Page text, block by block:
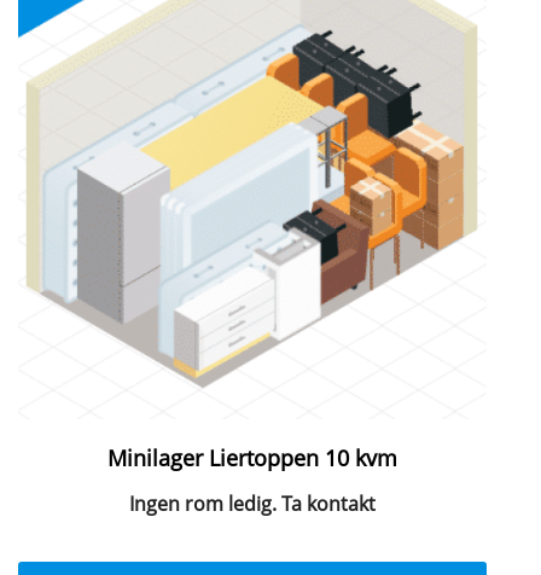
Minilager Liertoppen 10 kvm
Ingen rom ledig. Ta kontakt